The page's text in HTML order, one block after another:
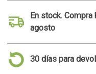
En stock.
agosto
30 días para